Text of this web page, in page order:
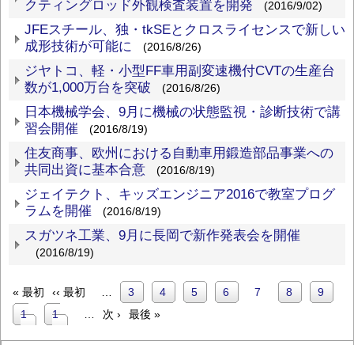
クティングロッド外観検査装置を開発
(2016/9/02)
JFEスチール、独・tkSEとクロスライセンスで新しい
成形技術が可能に
(2016/8/26)
ジヤトコ、軽・小型FF車用副変速機付CVTの生産台
数が1,000万台を突破
(2016/8/26)
日本機械学会、9月に機械の状態監視・診断技術で講
習会開催
(2016/8/19)
住友商事、欧州における自動車用鍛造部品事業への
共同出資に基本合意
(2016/8/19)
ジェイテクト、キッズエンジニア2016で教室プログ
ラムを開催
(2016/8/19)
スガツネ工業、9月に長岡で新作発表会を開催
(2016/8/19)
ペ
頭
ペ
ー
ジ
« 最初
ー
‹‹ 最初 Page
3 Page
4 Page
5 Page
6
カ
7 Page
8 Page
9
Page
1
Page
1
次
次 ›
最
最後 »